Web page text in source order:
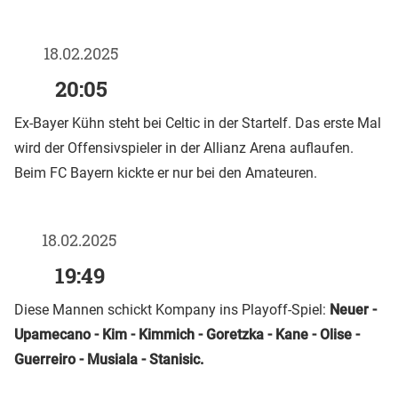
18.02.2025
20:05
Ex-Bayer Kühn steht bei Celtic in der Startelf. Das erste Mal
wird der Offensivspieler in der Allianz Arena auflaufen.
Beim FC Bayern kickte er nur bei den Amateuren.
18.02.2025
19:49
Diese Mannen schickt Kompany ins Playoff-Spiel: Neuer -
Upamecano - Kim - Kimmich - Goretzka - Kane - Olise -
Guerreiro - Musiala - Stanisic.